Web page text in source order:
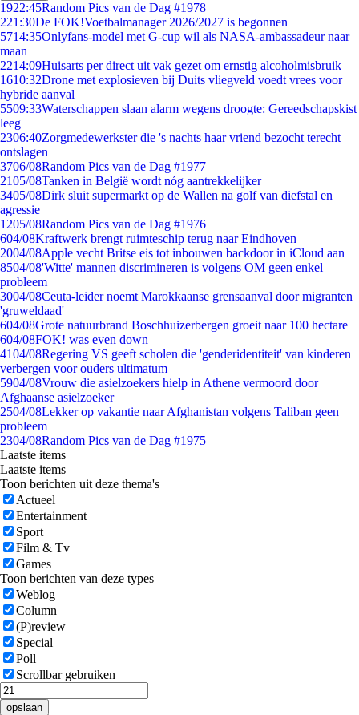
1922:45Random Pics van de Dag #1978
221:30De FOK!Voetbalmanager 2026/2027 is begonnen
5714:35Onlyfans-model met G-cup wil als NASA-ambassadeur naar
maan
2214:09Huisarts per direct uit vak gezet om ernstig alcoholmisbruik
1610:32Drone met explosieven bij Duits vliegveld voedt vrees voor
hybride aanval
5509:33Waterschappen slaan alarm wegens droogte: Gereedschapskist
leeg
2306:40Zorgmedewerkster die 's nachts haar vriend bezocht terecht
ontslagen
3706/08Random Pics van de Dag #1977
2105/08Tanken in België wordt nóg aantrekkelijker
3405/08Dirk sluit supermarkt op de Wallen na golf van diefstal en
agressie
1205/08Random Pics van de Dag #1976
604/08Kraftwerk brengt ruimteschip terug naar Eindhoven
2004/08Apple vecht Britse eis tot inbouwen backdoor in iCloud aan
8504/08'Witte' mannen discrimineren is volgens OM geen enkel
probleem
3004/08Ceuta-leider noemt Marokkaanse grensaanval door migranten
'gruweldaad'
604/08Grote natuurbrand Boschhuizerbergen groeit naar 100 hectare
604/08FOK! was even down
4104/08Regering VS geeft scholen die 'genderidentiteit' van kinderen
verbergen voor ouders ultimatum
5904/08Vrouw die asielzoekers hielp in Athene vermoord door
Afghaanse asielzoeker
2504/08Lekker op vakantie naar Afghanistan volgens Taliban geen
probleem
2304/08Random Pics van de Dag #1975
Laatste items
Laatste items
Toon berichten uit deze thema's
Actueel
Entertainment
Sport
Film & Tv
Games
Toon berichten van deze types
Weblog
Column
(P)review
Special
Poll
Scrollbar gebruiken
opslaan